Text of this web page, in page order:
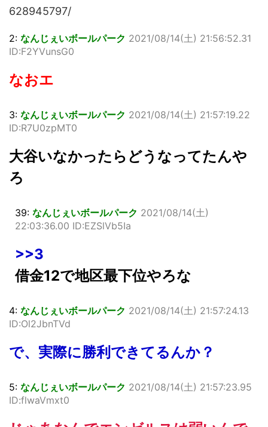
628945797/
2: なんじぇいボールパーク 2021/08/14(土) 21:56:52.31
ID:F2YVunsG0
なおエ
3: なんじぇいボールパーク 2021/08/14(土) 21:57:19.22
ID:R7U0zpMT0
大谷いなかったらどうなってたんや
ろ
39: なんじぇいボールパーク 2021/08/14(土)
22:03:36.00 ID:EZSlVb5Ia
>>3
借金12で地区最下位やろな
4: なんじぇいボールパーク 2021/08/14(土) 21:57:24.13
ID:Ol2JbnTVd
で、実際に勝利できてるんか？
5: なんじぇいボールパーク 2021/08/14(土) 21:57:23.95
ID:flwaVmxt0